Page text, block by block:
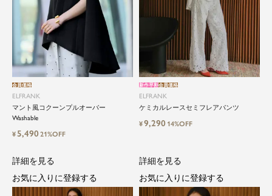
ELFRANK
マント風コクーンプルオーバー
Washable
会員価格
¥5,49021%OFF
ELFRANK
ケミカルレースセミフレアパンツ
新作早割会員価格
¥9,290 14%OFF
詳細を見る
お気に入りに登録する
詳細を見る
お気に入りに登録する